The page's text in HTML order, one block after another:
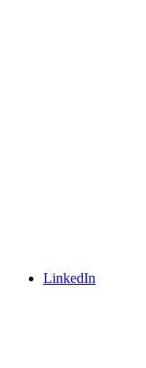
LinkedIn